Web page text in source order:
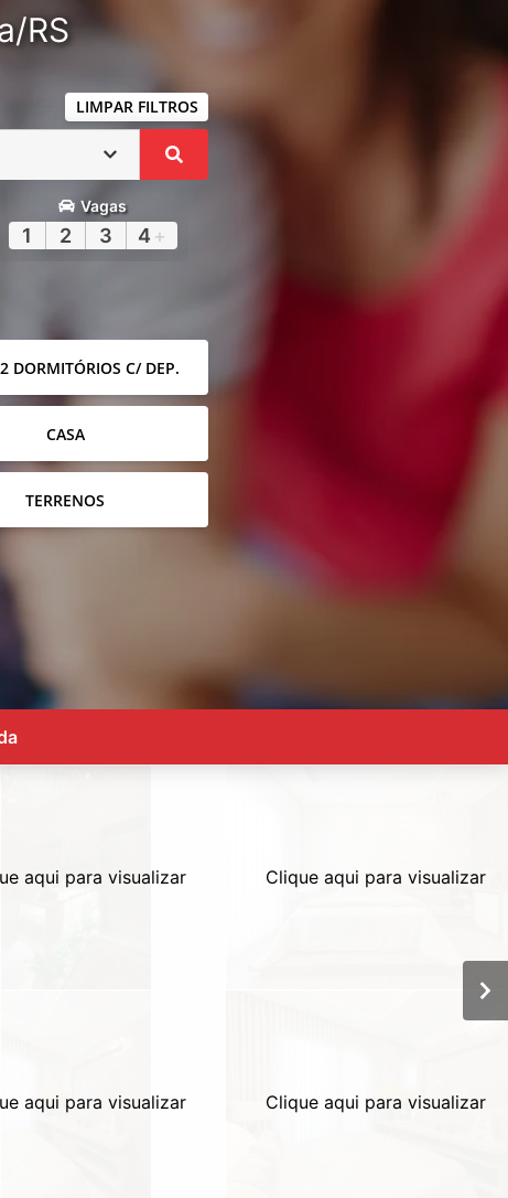
RS
LIMPAR FILTROS
Vagas
1 2 3 4 +
DORMITÓRIOS C/ DEP.
CASA
TERRENOS
aqui para visualizar
aqui para visualizar
Clique aqui para visualizar
Clique aqui para visualizar